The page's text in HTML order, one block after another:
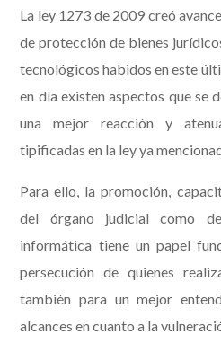
La ley 1273 de 2009 creó
de protección de bienes
tecnológicos habidos en este
en día existen aspectos que se
una mejor reacción y
tipificadas en la ley ya
Para ello, la promoción,
del órgano judicial como
informática tiene un papel
persecución de quienes
también para un mejor
alcances en cuanto a la